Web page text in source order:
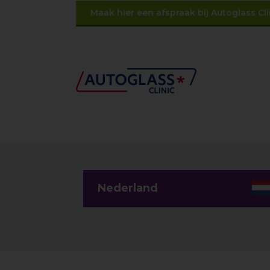
Maak hier een afspraak bij Autoglass
Nederland